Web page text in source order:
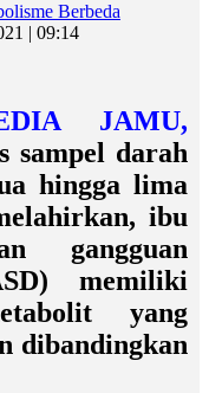
Berbeda
| 09:14
JAMU,
sampel darah
hingga lima
ibu
gangguan
memiliki
yang
dibandingkan